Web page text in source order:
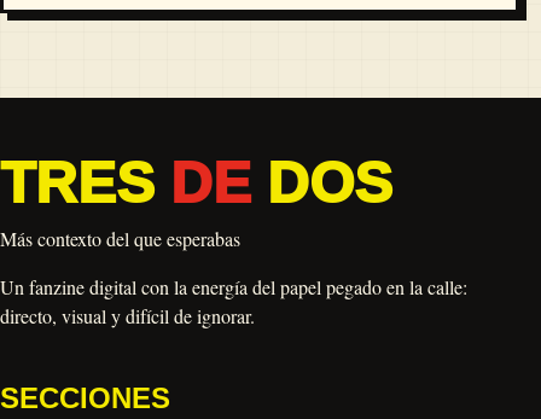
TRES DEDOS
Más contexto del que esperabas
Un fanzine digital con la energía del papel pegado en la calle:
directo, visual y difícil de ignorar.
SECCIONES